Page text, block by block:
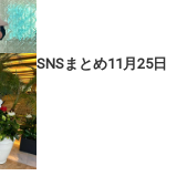
SNSまとめ11月25日